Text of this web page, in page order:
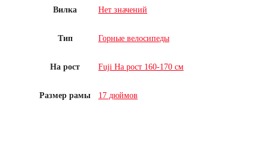
Вилка Нет значений
Тип Горные велосипеды
На рост Fuji На рост 160-170 см
Размер рамы 17 дюймов